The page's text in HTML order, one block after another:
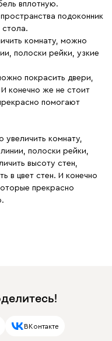
вплотную.
подоконник
стола.
комнату, можно
полоски рейки, узкие
покрасить двери,
И конечно же не стоит
помогают
увеличить комнату,
полоски рейки,
высоту стен,
в цвет стен. И конечно
прекрасно
ВКонтакте